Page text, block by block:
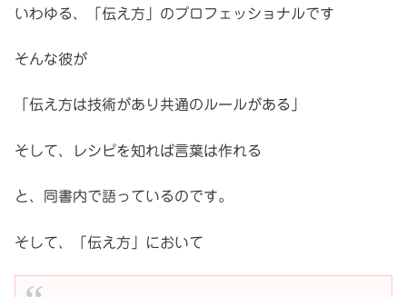
いわゆる、「伝え方」のプロフェッショナルです
そんな彼が
「伝え方は技術があり共通のルールがある」
そして、レシピを知れば言葉は作れる
と、同書内で語っているのです。
そして、「伝え方」において